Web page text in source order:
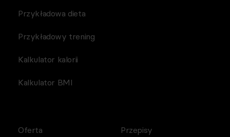
Przykładowa dieta
Przykładowy trening
Kalkulator kalorii
Kalkulator BMI
Oferta Przepisy